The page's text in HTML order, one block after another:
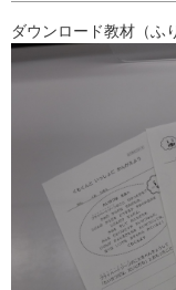
ダウンロード教材（ふ